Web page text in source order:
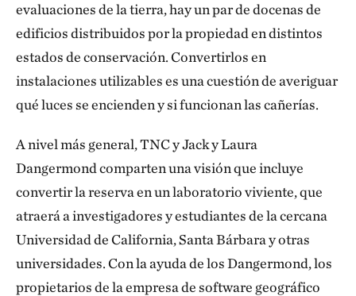
evaluaciones de la tierra, hay un par de docenas de
edificios distribuidos por la propiedad en distintos
estados de conservación. Convertirlos en
instalaciones utilizables es una cuestión de averiguar
qué luces se encienden y si funcionan las cañerías.
A nivel más general, TNC y Jack y Laura
Dangermond comparten una visión que incluye
convertir la reserva en un laboratorio viviente, que
atraerá a investigadores y estudiantes de la cercana
Universidad de California, Santa Bárbara y otras
universidades. Con la ayuda de los Dangermond, los
propietarios de la empresa de software geográfico